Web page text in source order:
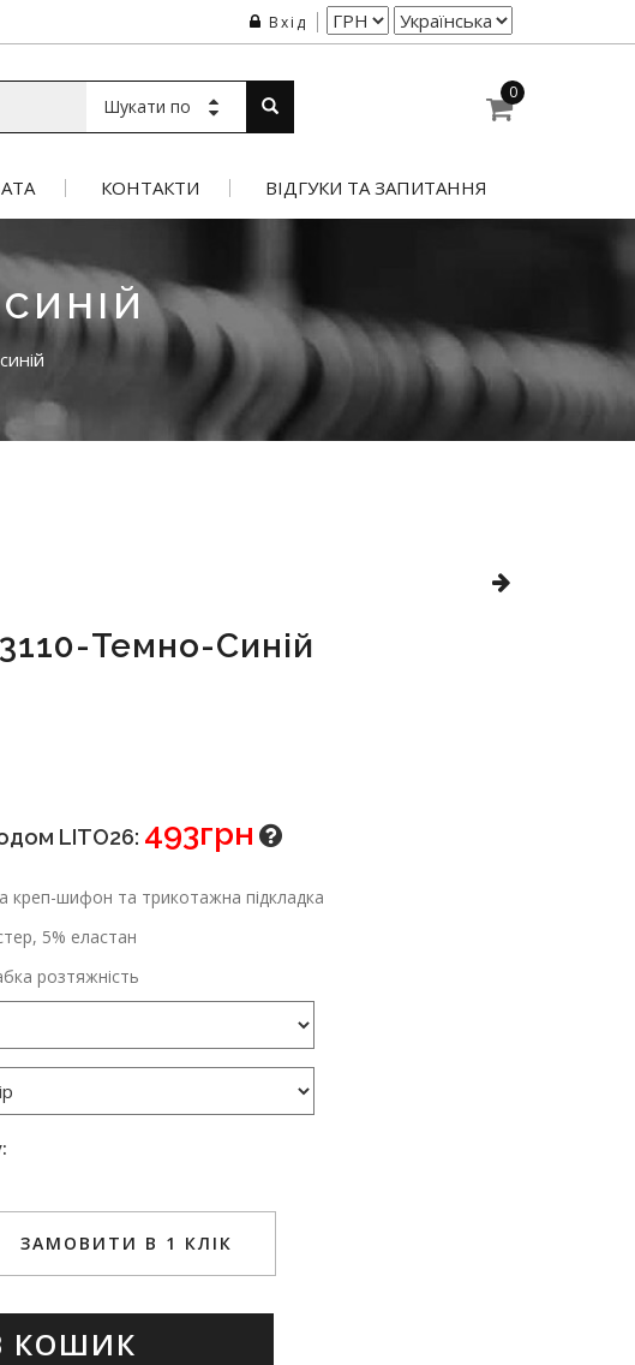
Вхід
Шукати по
0
КОНТАКТИ ВІДГУКИ ТА ЗАПИТАННЯ
Темно-Синій
LITO26: 493грн
креп-шифон та трикотажна підкладка
5% еластан
розтяжність
ЗАМОВИТИ В 1 КЛІК
КОШИК